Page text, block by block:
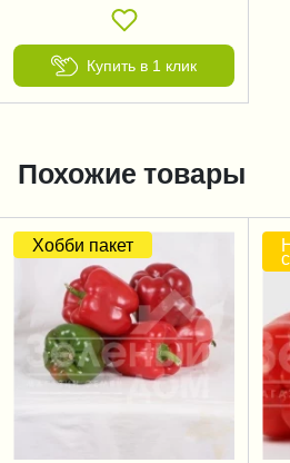
Купить в 1 клик
Похожие товары
Хобби пакет